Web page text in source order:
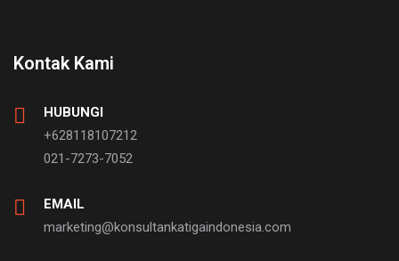
Kontak Kami
HUBUNGI
+628118107212
021-7273-7052
EMAIL
marketing@konsultankatigaindonesia.com